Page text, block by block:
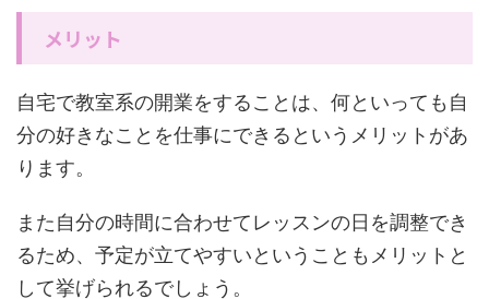
メリット
自宅で教室系の開業をすることは、何といっても自
分の好きなことを仕事にできるというメリットがあ
ります。
また自分の時間に合わせてレッスンの日を調整でき
るため、予定が立てやすいということもメリットと
して挙げられるでしょう。